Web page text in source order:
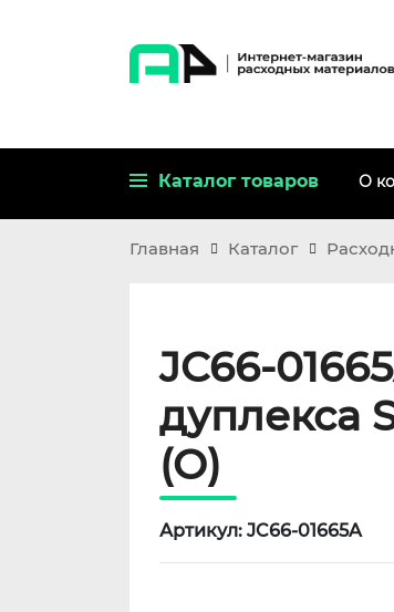
Каталог товаров О
Главная Каталог
JC66-
дуплекса
(O)
Артикул: JC66-01665A